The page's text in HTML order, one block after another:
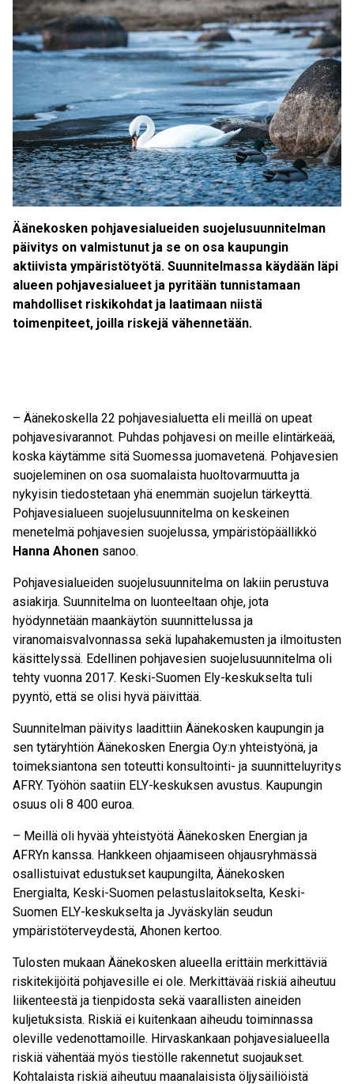
Äänekosken pohjavesialueiden suojelusuunnitelman
päivitys on valmistunut ja se on osa kaupungin
aktiivista ympäristötyötä. Suunnitelmassa käydään läpi
alueen pohjavesialueet ja pyritään tunnistamaan
mahdolliset riskikohdat ja laatimaan niistä
toimenpiteet, joilla riskejä vähennetään.
– Äänekoskella 22 pohjavesialuetta eli meillä on upeat
pohjavesivarannot. Puhdas pohjavesi on meille elintärkeää,
koska käytämme sitä Suomessa juomavetenä. Pohjavesien
suojeleminen on osa suomalaista huoltovarmuutta ja
nykyisin tiedostetaan yhä enemmän suojelun tärkeyttä.
Pohjavesialueen suojelusuunnitelma on keskeinen
menetelmä pohjavesien suojelussa, ympäristöpäällikkö
Hanna Ahonen sanoo.
Pohjavesialueiden suojelusuunnitelma on lakiin perustuva
asiakirja. Suunnitelma on luonteeltaan ohje, jota
hyödynnetään maankäytön suunnittelussa ja
viranomaisvalvonnassa sekä lupahakemusten ja ilmoitusten
käsittelyssä. Edellinen pohjavesien suojelusuunnitelma oli
tehty vuonna 2017. Keski-Suomen Ely-keskukselta tuli
pyyntö, että se olisi hyvä päivittää.
Suunnitelman päivitys laadittiin Äänekosken kaupungin ja
sen tytäryhtiön Äänekosken Energia Oy:n yhteistyönä, ja
toimeksiantona sen toteutti konsultointi- ja suunnitteluyritys
AFRY. Työhön saatiin ELY-keskuksen avustus. Kaupungin
osuus oli 8 400 euroa.
– Meillä oli hyvää yhteistyötä Äänekosken Energian ja
AFRYn kanssa. Hankkeen ohjaamiseen ohjausryhmässä
osallistuivat edustukset kaupungilta, Äänekosken
Energialta, Keski-Suomen pelastuslaitokselta, Keski-
Suomen ELY-keskukselta ja Jyväskylän seudun
ympäristöterveydestä, Ahonen kertoo.
Tulosten mukaan Äänekosken alueella erittäin merkittäviä
riskitekijöitä pohjavesille ei ole. Merkittävää riskiä aiheutuu
liikenteestä ja tienpidosta sekä vaarallisten aineiden
kuljetuksista. Riskiä ei kuitenkaan aiheudu toiminnassa
oleville vedenottamoille. Hirvaskankaan pohjavesialueella
riskiä vähentää myös tiestölle rakennetut suojaukset.
Kohtalaista riskiä aiheutuu maanalaisista öljysäiliöistä